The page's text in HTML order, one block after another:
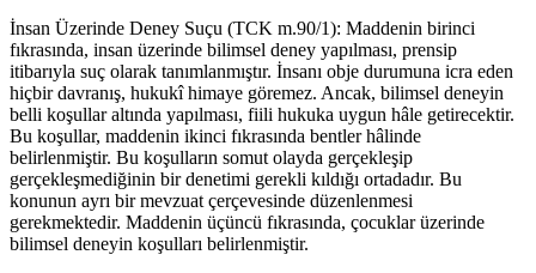
İnsan Üzerinde Deney Suçu (TCK m.90/1): Maddenin birinci
fıkrasında, insan üzerinde bilimsel deney yapılması, prensip
itibarıyla suç olarak tanımlanmıştır. İnsanı obje durumuna icra eden
hiçbir davranış, hukukî himaye göremez. Ancak, bilimsel deneyin
belli koşullar altında yapılması, fiili hukuka uygun hâle getirecektir.
Bu koşullar, maddenin ikinci fıkrasında bentler hâlinde
belirlenmiştir. Bu koşulların somut olayda gerçekleşip
gerçekleşmediğinin bir denetimi gerekli kıldığı ortadadır. Bu
konunun ayrı bir mevzuat çerçevesinde düzenlenmesi
gerekmektedir. Maddenin üçüncü fıkrasında, çocuklar üzerinde
bilimsel deneyin koşulları belirlenmiştir.